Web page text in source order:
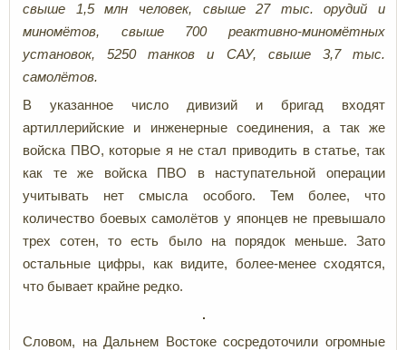
свыше 1,5 млн человек, свыше 27 тыс. орудий и
миномётов, свыше 700 реактивно-миномётных
установок, 5250 танков и САУ, свыше 3,7 тыс.
самолётов.
В указанное число дивизий и бригад входят
артиллерийские и инженерные соединения, а так же
войска ПВО, которые я не стал приводить в статье, так
как те же войска ПВО в наступательной операции
учитывать нет смысла особого. Тем более, что
количество боевых самолётов у японцев не превышало
трех сотен, то есть было на порядок меньше. Зато
остальные цифры, как видите, более-менее сходятся,
что бывает крайне редко.
Словом, на Дальнем Востоке сосредоточили огромные